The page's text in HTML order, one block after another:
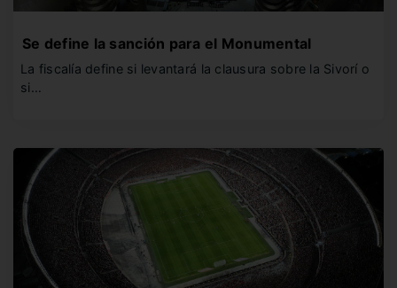
Se define la sanción para el Monumental
La fiscalía define si levantará la clausura sobre la Sivorí o
si…